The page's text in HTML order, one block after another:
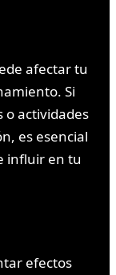
afectar tu
Si
o actividades
es esencial
influir en tu
efectos